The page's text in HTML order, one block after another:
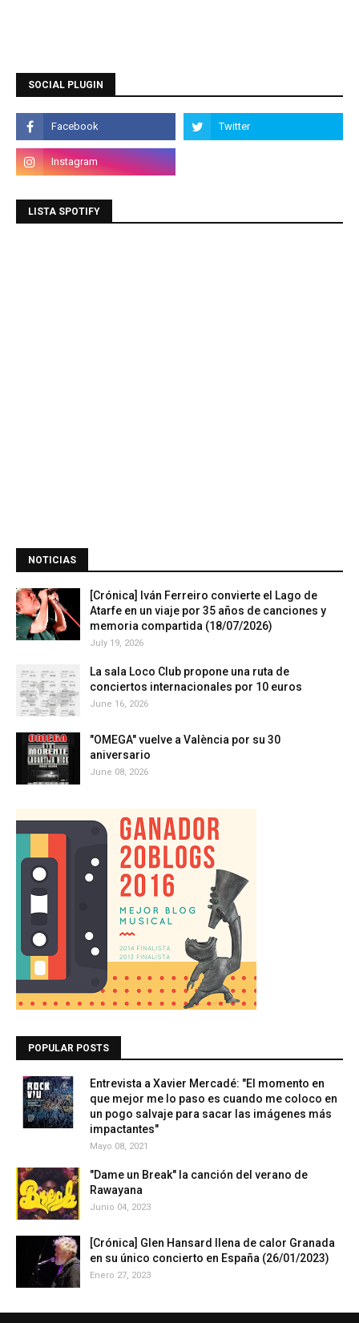
SOCIAL PLUGIN
LISTA SPOTIFY
NOTICIAS
[Crónica] Iván Ferreiro convierte el Lago de
Atarfe en un viaje por 35 años de canciones y
memoria compartida (18/07/2026)
July 19, 2026
La sala Loco Club propone una ruta de
conciertos internacionales por 10 euros
June 16, 2026
"OMEGA" vuelve a València por su 30
aniversario
June 08, 2026
POPULAR POSTS
Entrevista a Xavier Mercadé: "El momento en
que mejor me lo paso es cuando me coloco en
un pogo salvaje para sacar las imágenes más
impactantes"
Mayo 08, 2021
"Dame un Break" la canción del verano de
Rawayana
Junio 04, 2023
[Crónica] Glen Hansard llena de calor Granada
en su único concierto en España (26/01/2023)
Enero 27, 2023